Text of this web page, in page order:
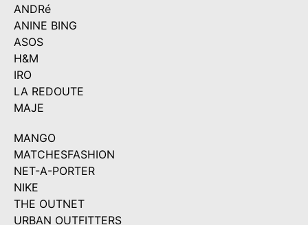
ANDRé
ANINE BING
ASOS
H&M
IRO
LA REDOUTE
MAJE
MANGO
MATCHESFASHION
NET-A-PORTER
NIKE
THE OUTNET
URBAN OUTFITTERS